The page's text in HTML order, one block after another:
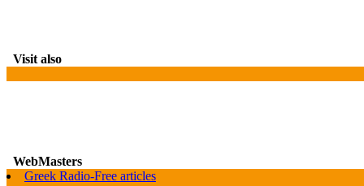
Visit also
WebMasters
Greek Radio-Free articles